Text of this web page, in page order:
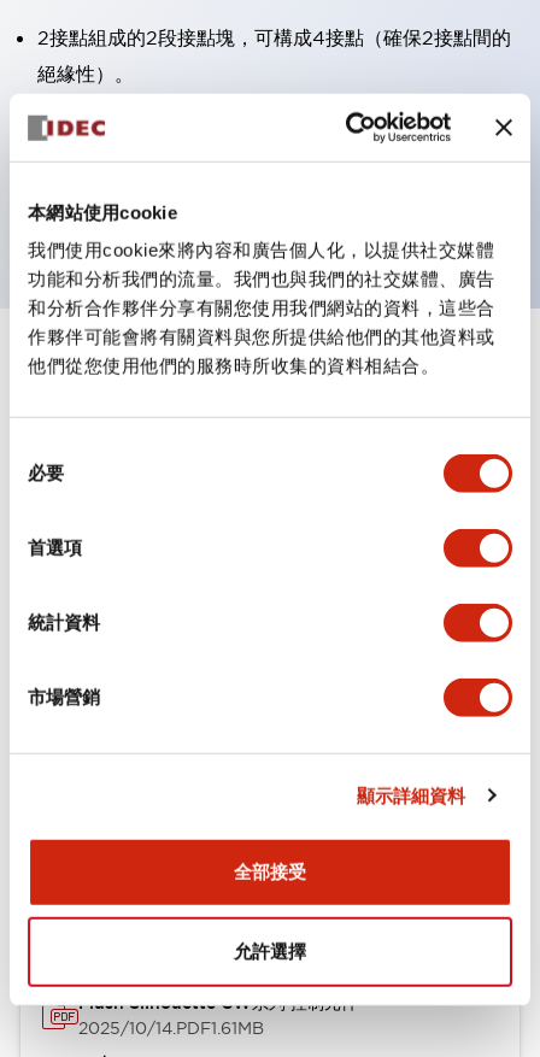
本網站使用cookie
我們使用cookie來將內容和廣告個人化，以提供社交媒體
功能和分析我們的流量。我們也與我們的社交媒體、廣告
和分析合作夥伴分享有關您使用我們網站的資料，這些合
作夥伴可能會將有關資料與您所提供給他們的其他資料或
他們從您使用他們的服務時所收集的資料相結合。
必要
首選項
統計資料
市場營銷
顯示詳細資料
全部接受
允許選擇
2接點組成的2段接點塊，可構成4接點（確保2接點間的
絕緣性）。
面板深度39.9mm（※11段接點塊）、59.9mm（※22段
接點塊）。可實現省空間設計。
防護結構
規格
審美規範
環境規範
功能規格
機械規格
型錄和宣傳手冊 CAD檔 認證與標準
Flush Silhouette CW系列 控制元件
2025/10/14.PDF1.61MB